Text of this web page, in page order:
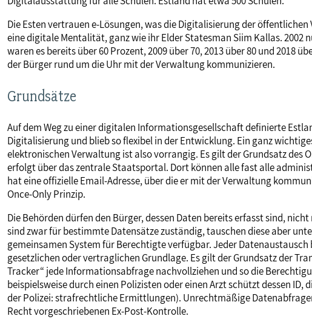
Die Esten vertrauen e-Lösungen, was die Digitalisierung der
eine digitale Mentalität, ganz wie ihr Elder Statesman Siim Kallas. 2002
waren es bereits über 60 Prozent, 2009 über 70, 2013 über 80 und 2018
der Bürger rund um die Uhr mit der Verwaltung kommunizieren.
Grundsätze
Auf dem Weg zu einer digitalen Informationsgesellschaft definierte
Digitalisierung und blieb so flexibel in der Entwicklung. Ein ganz
elektronischen Verwaltung ist also vorrangig. Es gilt der Grundsatz des
erfolgt über das zentrale Staatsportal. Dort können alle fast alle
hat eine offizielle Email-Adresse, über die er mit der Verwaltung
Once-Only Prinzip.
Die Behörden dürfen den Bürger, dessen Daten bereits erfasst sind,
sind zwar für bestimmte Datensätze zuständig, tauschen diese aber
gemeinsamen System für Berechtigte verfügbar. Jeder
gesetzlichen oder vertraglichen Grundlage. Es gilt der Grundsatz der
Tracker“ jede Informationsabfrage nachvollziehen und so die
beispielsweise durch einen Polizisten oder einen Arzt schützt dessen ID,
der Polizei: strafrechtliche Ermittlungen). Unrechtmäßige
Recht vorgeschriebenen Ex-Post-Kontrolle.